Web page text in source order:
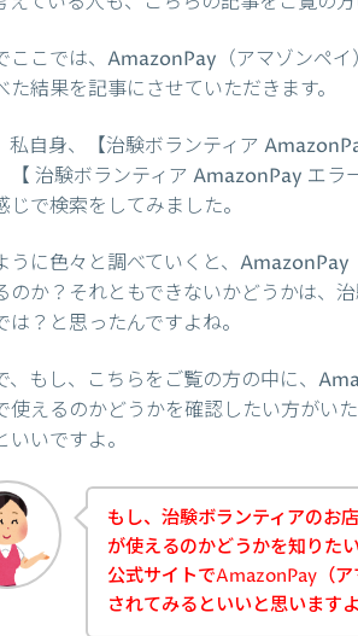
ここでは、AmazonPay（アマゾンペ
た結果を記事にさせていただきます。
私自身、【治験ボランティア
【 治験ボランティア AmazonPay エ
じで検索をしてみました。
うに色々と調べていくと、
のか？それともできないかどうかは、
は？と思ったんですよね。
、もし、こちらをご覧の方の中に、
使えるのかどうかを確認したい方がい
いいですよ。
もし、治験ボランティアのお
が使えるのかどうかを知りた
公式サイトでAmazonPay（
されてみるといいと思います